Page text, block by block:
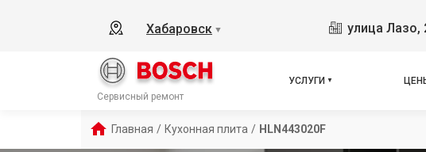
Хабаровск ▼ улица Лазо,
Сервисный ремонт
УСЛУГИ
Главная / Кухонная плита / HLN443020F